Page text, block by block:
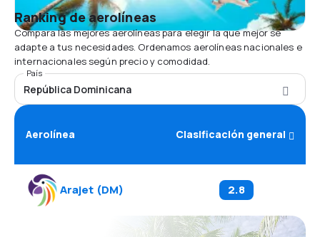
Ranking de aerolíneas
Compara las mejores aerolíneas para elegir la que mejor se
adapte a tus necesidades. Ordenamos aerolíneas nacionales e
internacionales según precio y comodidad.
País
República Dominicana
Aerolínea Clasificación general
Arajet (DM) 2.8